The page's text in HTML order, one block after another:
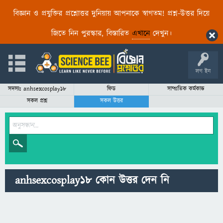
বিজ্ঞান ও প্রযুক্তির প্রশ্নোত্তর দুনিয়ায় আপনাকে স্বাগতম! প্রশ্ন-উত্তর দিয়ে
জিতে নিন পুরস্কার, বিস্তারিত এখানেদেখুন।
লগ ইন
সদস্যঃ anhsexcosplay18 ফিড
সাম্প্রতিক কর্মকান্ড
সকল প্রশ্ন
সকল উত্তর
anhsexcosplay18 কোন উত্তর দেন নি